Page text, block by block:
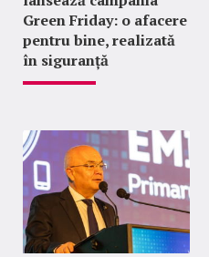
Green Friday: o afacere
pentru bine, realizată
în siguranță